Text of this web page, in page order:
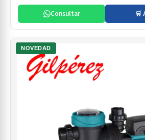
Consultar 🛒
NOVEDAD